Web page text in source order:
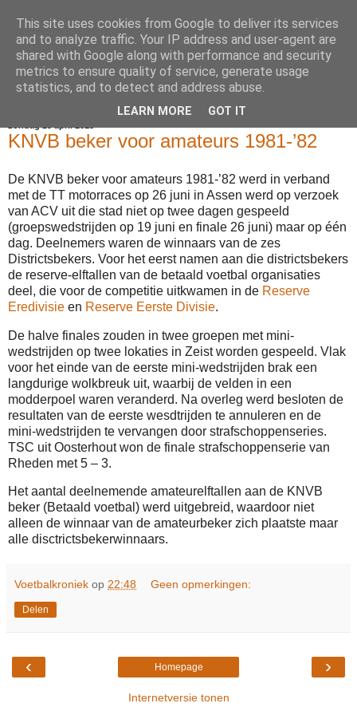
Voetbalkroniek
KNVB beker voor amateurs 1981-’82
De KNVB beker voor amateurs 1981-’82 werd in verband
met de TT motorraces op 26 juni in Assen werd op verzoek
van ACV uit die stad niet op twee dagen gespeeld
(groepswedstrijden op 19 juni en finale 26 juni) maar op één
dag. Deelnemers waren de winnaars van de zes
Districtsbekers. Voor het eerst namen aan die districtsbekers
de reserve-elftallen van de betaald voetbal organisaties
deel, die voor de competitie uitkwamen in de Reserve
Eredivisie en Reserve Eerste Divisie.
De halve finales zouden in twee groepen met mini-
wedstrijden op twee lokaties in Zeist worden gespeeld. Vlak
voor het einde van de eerste mini-wedstrijden brak een
langdurige wolkbreuk uit, waarbij de velden in een
modderpoel waren veranderd. Na overleg werd besloten de
resultaten van de eerste wesdtrijden te annuleren en de
mini-wedstrijden te vervangen door strafschoppenseries.
TSC uit Oosterhout won de finale strafschoppenserie van
Rheden met 5 – 3.
Het aantal deelnemende amateurelftallen aan de KNVB
beker (Betaald voetbal) werd uitgebreid, waardoor niet
alleen de winnaar van de amateurbeker zich plaatste maar
alle disctrictsbekerwinnaars.
Voetbalkroniek op 22:48 Geen opmerkingen:
Delen
‹ ›
Homepage
Internetversie tonen
This site uses cookies from Google to deliver its services
and to analyze traffic. Your IP address and user-agent are
shared with Google along with performance and security
metrics to ensure quality of service, generate usage
statistics, and to detect and address abuse.
LEARN MORE GOT IT